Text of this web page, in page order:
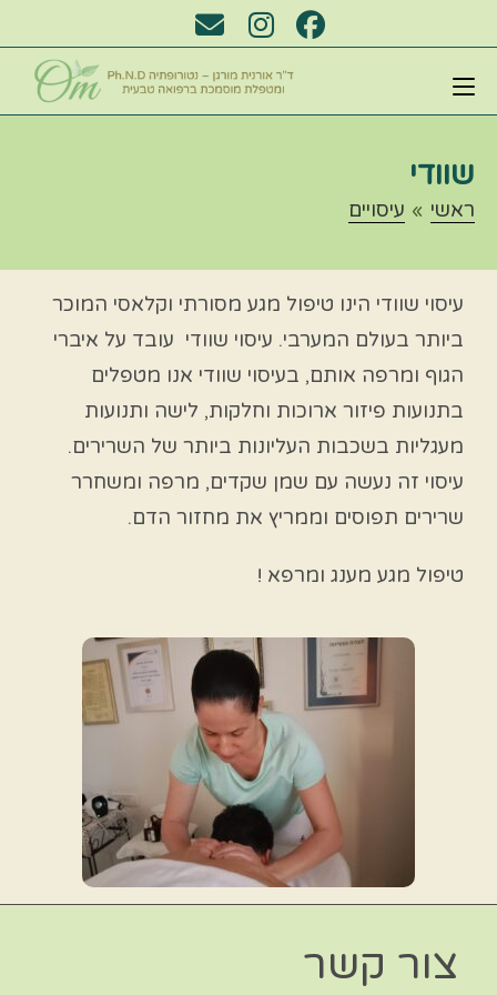
שוודי
ראשי » עיסויים
עיסוי שוודי הינו טיפול מגע מסורתי וקלאסי המוכר
ביותר בעולם המערבי. עיסוי שוודי עובד על איברי
הגוף ומרפה אותם, בעיסוי שוודי אנו מטפלים
בתנועות פיזור ארוכות וחלקות, לישה ותנועות
מעגליות בשכבות העליונות ביותר של השרירים.
עיסוי זה נעשה עם שמן שקדים, מרפה ומשחרר
שרירים תפוסים וממריץ את מחזור הדם.
טיפול מגע מענג ומרפא !
צור קשר